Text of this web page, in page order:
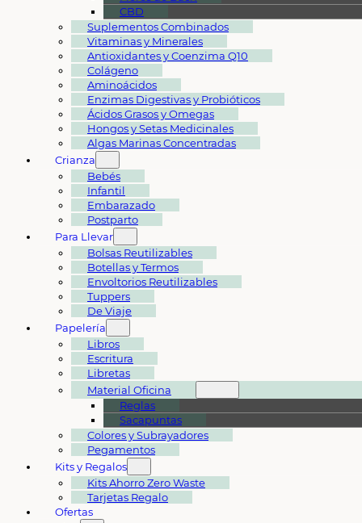
CBD
Suplementos Combinados
Vitaminas y Minerales
Antioxidantes y Coenzima Q10
Colágeno
Aminoácidos
Enzimas Digestivas y Probióticos
Ácidos Grasos y Omegas
Hongos y Setas Medicinales
Algas Marinas Concentradas
Crianza
Bebés
Infantil
Embarazado
Postparto
Para Llevar
Bolsas Reutilizables
Botellas y Termos
Envoltorios Reutilizables
Tuppers
De Viaje
Papelería
Libros
Escritura
Libretas
Material Oficina
Reglas
Sacapuntas
Colores y Subrayadores
Pegamentos
Kits y Regalos
Kits Ahorro Zero Waste
Tarjetas Regalo
Ofertas